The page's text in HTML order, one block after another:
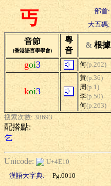
丐 部首:
大五碼:
音節
(香港語言學學會)
粵
音
& 根據
goi3 何(p.262)
koi3
黃(p.36)
周(p.1)
李(p.50)
何(p.263)
搜索次數: 38693
配搭點:
乞
Unicode:
U+4E10
漢語大字典:
Pg.0010